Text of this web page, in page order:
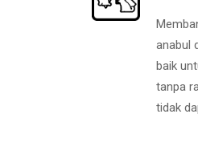
anabul
baik
tanpa
tidak